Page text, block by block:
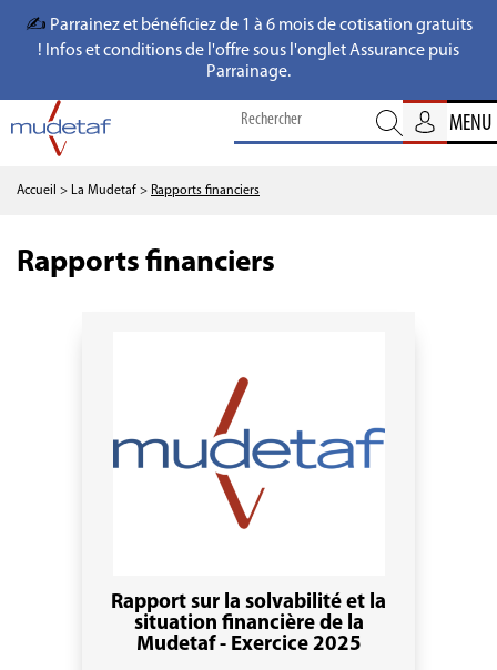
✍️ Parrainez et bénéficiez de 1 à 6 mois de cotisation gratuits
! Infos et conditions de l'offre sous l'onglet Assurance puis
Parrainage.
MENU
Accueil > La Mudetaf > Rapports financiers
Rapports financiers
Rapport sur la solvabilité et la
situation financière de la
Mudetaf - Exercice 2025